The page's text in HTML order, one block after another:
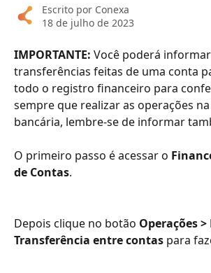
Escrito por Conexa
18 de julho de 2023
IMPORTANTE: Você poderá
transferências feitas de uma conta
todo o registro financeiro para
sempre que realizar as operações
bancária, lembre-se de informar
O primeiro passo é acessar o
de Contas.
Depois clique no botão Operações
Transferência entre contas para